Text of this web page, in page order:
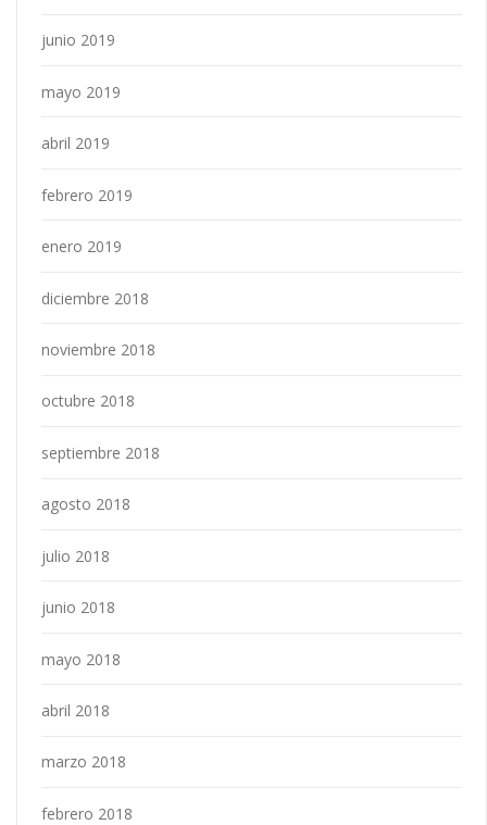
junio 2019
mayo 2019
abril 2019
febrero 2019
enero 2019
diciembre 2018
noviembre 2018
octubre 2018
septiembre 2018
agosto 2018
julio 2018
junio 2018
mayo 2018
abril 2018
marzo 2018
febrero 2018